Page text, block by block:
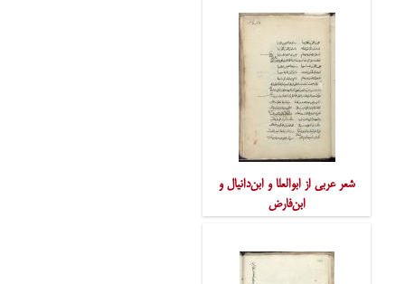
شعر عربی از ابوالعلا و ابن‌دانیال و
ابن‌فارض